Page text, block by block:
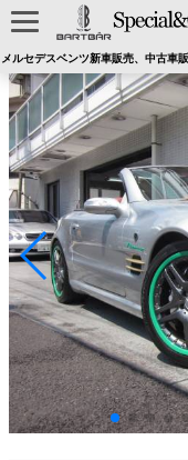
メルセデスベンツ新車販売、中古車